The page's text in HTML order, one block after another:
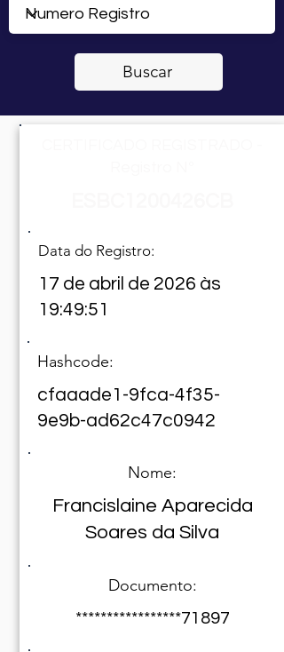
Buscar
Data do Registro:
17 de abril de 2026 às
19:49:51
Hashcode:
cfaaade1-9fca-4f35-
9e9b-ad62c47c0942
Nome:
Francislaine Aparecida
Soares da Silva
Documento:
*****************71897